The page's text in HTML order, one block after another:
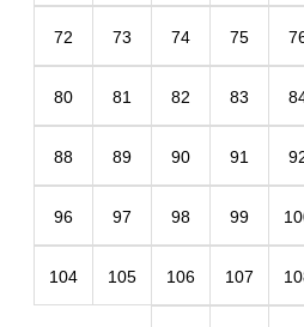
72 73 74 75
80 81 82 83
88 89 90 91
96 97 98 99
104 105 106 107